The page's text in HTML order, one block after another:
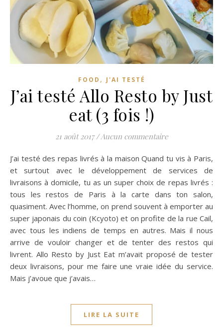
FOOD , J'AI TESTÉ
J’ai testé Allo Resto by Just
eat (3 fois !)
21 août 2017 / Aucun commentaire
J’ai testé des repas livrés à la maison Quand tu vis à Paris,
et surtout avec le développement de services de
livraisons à domicile, tu as un super choix de repas livrés :
tous les restos de Paris à la carte dans ton salon,
quasiment. Avec l’homme, on prend souvent à emporter au
super japonais du coin (Kcyoto) et on profite de la rue Cail,
avec tous les indiens de temps en autres. Mais il nous
arrive de vouloir changer et de tenter des restos qui
livrent. Allo Resto by Just Eat m’avait proposé de tester
deux livraisons, pour me faire une vraie idée du service.
Mais j’avoue que j’avais…
LIRE LA SUITE